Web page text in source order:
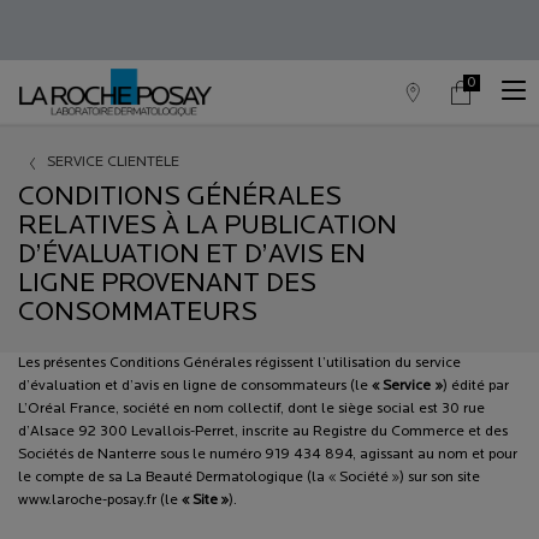
Trouver
Mon
0
0 produit in
SERVICE CLIENTÈLE
CONDITIONS GÉNÉRALES
RELATIVES À LA PUBLICATION
D’ÉVALUATION ET D’AVIS EN
LIGNE PROVENANT DES
CONSOMMATEURS
Les présentes Conditions Générales régissent l’utilisation du service
d’évaluation et d’avis en ligne de consommateurs (le « Service ») édité par
L’Oréal France, société en nom collectif, dont le siège social est 30 rue
d’Alsace 92 300 Levallois-Perret, inscrite au Registre du Commerce et des
Sociétés de Nanterre sous le numéro 919 434 894, agissant au nom et pour
le compte de sa La Beauté Dermatologique (la « Société ») sur son site
www.laroche-posay.fr (le « Site »).